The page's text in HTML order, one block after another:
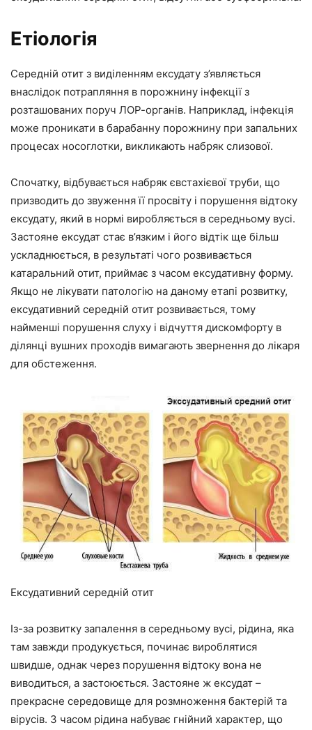
Етіологія
Середній отит з виділенням ексудату з’являється
внаслідок потрапляння в порожнину інфекції з
розташованих поруч ЛОР-органів. Наприклад, інфекція
може проникати в барабанну порожнину при запальних
процесах носоглотки, викликають набряк слизової.
Спочатку, відбувається набряк євстахієвої труби, що
призводить до звуження її просвіту і порушення відтоку
ексудату, який в нормі виробляється в середньому вусі.
Застояне ексудат стає в’язким і його відтік ще більш
ускладнюється, в результаті чого розвивається
катаральний отит, приймає з часом ексудативну форму.
Якщо не лікувати патологію на даному етапі розвитку,
ексудативний середній отит розвивається, тому
найменші порушення слуху і відчуття дискомфорту в
ділянці вушних проходів вимагають звернення до лікаря
для обстеження.
Ексудативний середній отит
Із-за розвитку запалення в середньому вусі, рідина, яка
там завжди продукується, починає вироблятися
швидше, однак через порушення відтоку вона не
виводиться, а застоюється. Застояне ж ексудат –
прекрасне середовище для розмноження бактерій та
вірусів. З часом рідина набуває гнійний характер, що